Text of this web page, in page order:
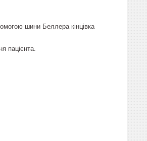
шини Беллера кінцівка
пацієнта.